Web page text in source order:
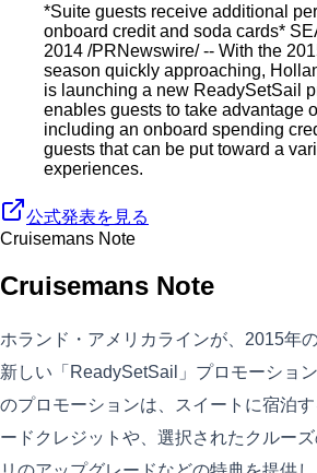
*Suite guests receive additional
onboard credit and soda cards*
2014 /PRNewswire/ -- With the
season quickly approaching,
is launching a new ReadySetSail
enables guests to take advantage
including an onboard spending
guests that can be put toward a
experiences.
公式発表を見る
Cruisemans Note
Cruisemans Note
ホランド・アメリカラインが、2015年
新しい「ReadySetSail」プロモーショ
のプロモーションは、スイートに宿泊
ードクレジットや、選択されたクルー